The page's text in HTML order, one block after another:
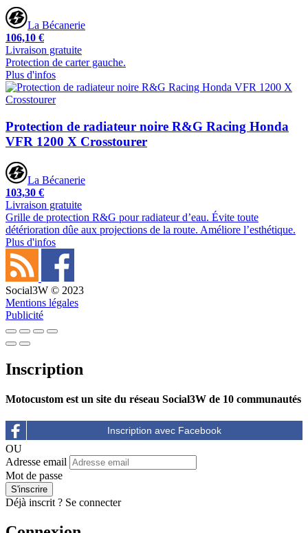
La Bécanerie
106,10 €
Livraison gratuite
Protection de carter gauche.
Plus d'infos
Protection de radiateur noire R&G Racing Honda
VFR 1200 X Crosstourer
La Bécanerie
103,30 €
Livraison gratuite
Grille de protection R&G pour radiateur d’eau. Évite toute
détérioration dûe aux projections de la route. Améliore l’esthétique.
Plus d'infos
Social3W © 2023
Mentions légales
Publicité
Inscription
Motocustom est un site du réseau Social3W de 10 communautés
OU
Adresse email
Mot de passe
Déjà inscrit ? Se connecter